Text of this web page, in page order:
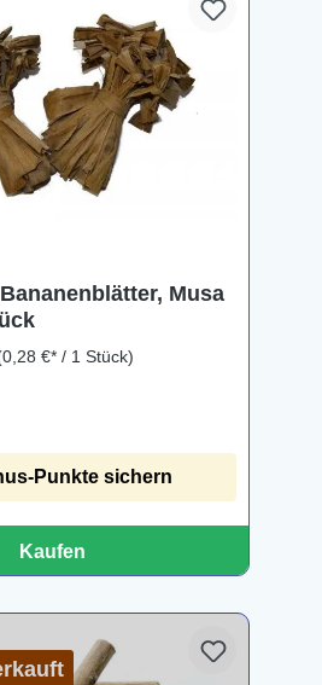
Musa
€* / 1 Stück)
Punkte sichern
Kaufen